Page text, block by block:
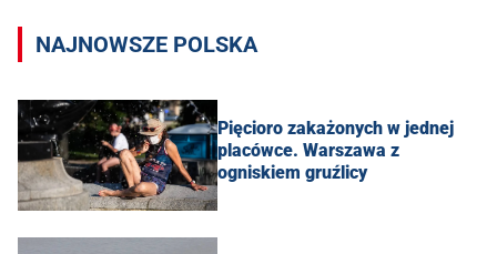
NAJNOWSZE POLSKA
Pięcioro zakażonych w jednej
placówce. Warszawa z
ogniskiem gruźlicy